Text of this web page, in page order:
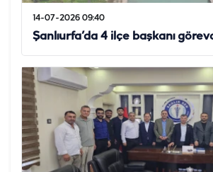
14-07-2026 09:40
Şanlıurfa’da 4 ilçe başkanı